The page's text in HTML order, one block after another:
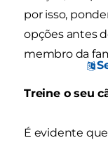
por isso,
opções antes
membro da
Treine o seu
É evidente